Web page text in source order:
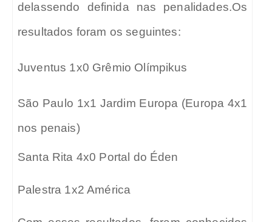
delassendo definida nas penalidades.Os
resultados foram os seguintes:
Juventus 1x0 Grêmio Olímpikus
São Paulo 1x1 Jardim Europa (Europa 4x1
nos penais)
Santa Rita 4x0 Portal do Éden
Palestra 1x2 América